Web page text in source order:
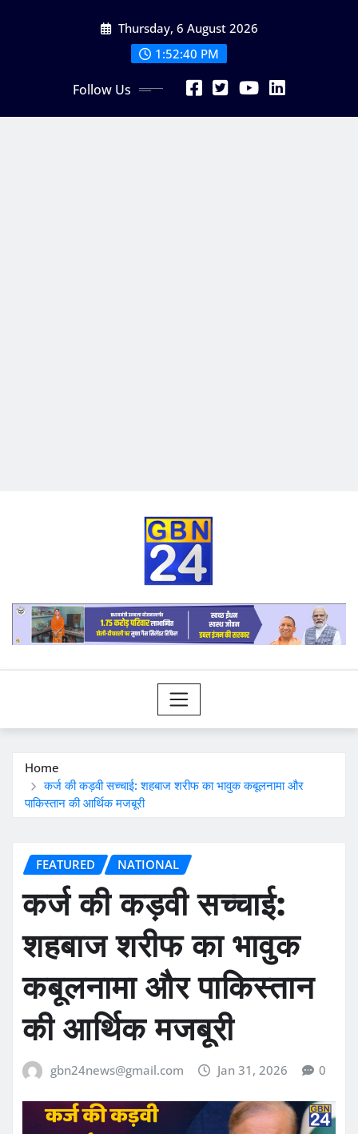
Thursday, 6 August 2026
1:52:42 PM
Follow Us
Home
कर्ज की कड़वी सच्चाई: शहबाज शरीफ का भावुक कबूलनामा और
पाकिस्तान की आर्थिक मजबूरी
FEATURED NATIONAL
कर्ज की कड़वी सच्चाई:
शहबाज शरीफ का भावुक
कबूलनामा और पाकिस्तान
की आर्थिक मजबूरी
gbn24news@gmail.com Jan 31, 2026 0